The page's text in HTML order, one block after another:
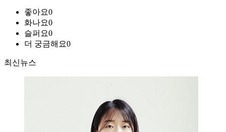
좋아요0
화나요0
슬퍼요0
더 궁금해요0
최신뉴스